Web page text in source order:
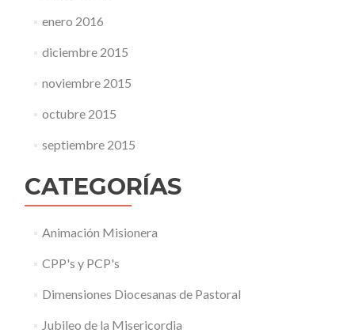
enero 2016
diciembre 2015
noviembre 2015
octubre 2015
septiembre 2015
CATEGORÍAS
Animación Misionera
CPP's y PCP's
Dimensiones Diocesanas de Pastoral
Jubileo de la Misericordia